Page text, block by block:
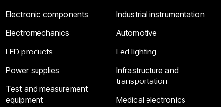
Electronic components
Electromechanics
LED products
Power supplies
Test and measurement
equipment
Industrial instrumentation
Automotive
Led lighting
Infrastructure and
transportation
Medical electronics